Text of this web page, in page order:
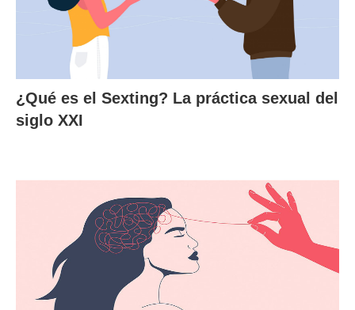
¿Qué es el Sexting? La práctica sexual del
siglo XXI